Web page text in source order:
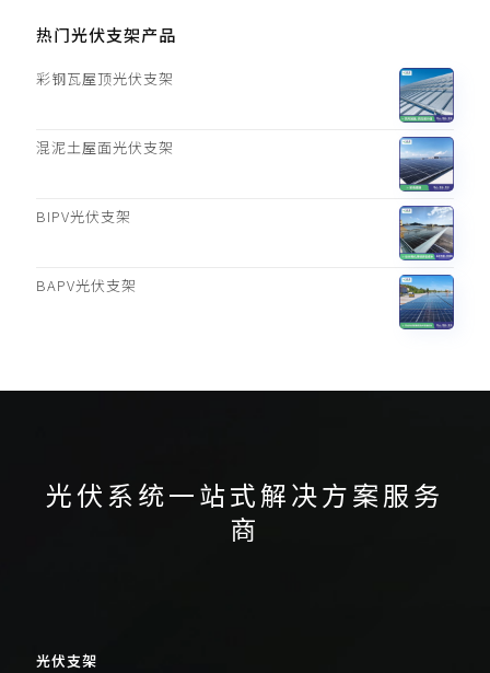
热门光伏支架产品
彩钢瓦屋顶光伏支架
混泥土屋面光伏支架
BIPV光伏支架
BAPV光伏支架
光伏系统一站式解决方案服务
商
光伏支架